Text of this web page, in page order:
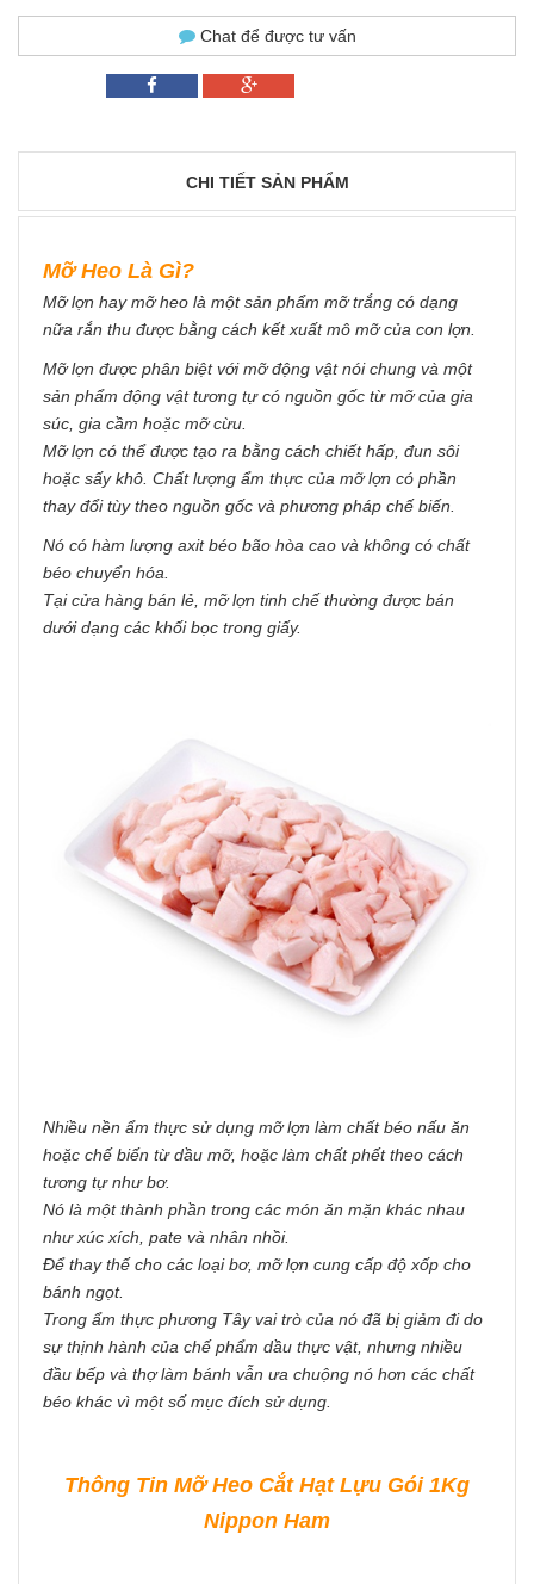
Chat để được tư vấn
CHI TIẾT SẢN PHẨM
Mỡ Heo Là Gì?
Mỡ lợn hay mỡ heo là một sản phẩm mỡ trắng có dạng
nữa rắn thu được bằng cách kết xuất mô mỡ của con lợn.
Mỡ lợn được phân biệt với mỡ động vật nói chung và một
sản phẩm động vật tương tự có nguồn gốc từ mỡ của gia
súc, gia cầm hoặc mỡ cừu.
Mỡ lợn có thể được tạo ra bằng cách chiết hấp, đun sôi
hoặc sấy khô. Chất lượng ẩm thực của mỡ lợn có phần
thay đổi tùy theo nguồn gốc và phương pháp chế biến.
Nó có hàm lượng axit béo bão hòa cao và không có chất
béo chuyển hóa.
Tại cửa hàng bán lẻ, mỡ lợn tinh chế thường được bán
dưới dạng các khối bọc trong giấy.
Nhiều nền ẩm thực sử dụng mỡ lợn làm chất béo nấu ăn
hoặc chế biến từ dầu mỡ, hoặc làm chất phết theo cách
tương tự như bơ.
Nó là một thành phần trong các món ăn mặn khác nhau
như xúc xích, pate và nhân nhồi.
Để thay thế cho các loại bơ, mỡ lợn cung cấp độ xốp cho
bánh ngọt.
Trong ẩm thực phương Tây vai trò của nó đã bị giảm đi do
sự thịnh hành của chế phẩm dầu thực vật, nhưng nhiều
đầu bếp và thợ làm bánh vẫn ưa chuộng nó hơn các chất
béo khác vì một số mục đích sử dụng.
Thông Tin Mỡ Heo Cắt Hạt Lựu Gói 1Kg
Nippon Ham